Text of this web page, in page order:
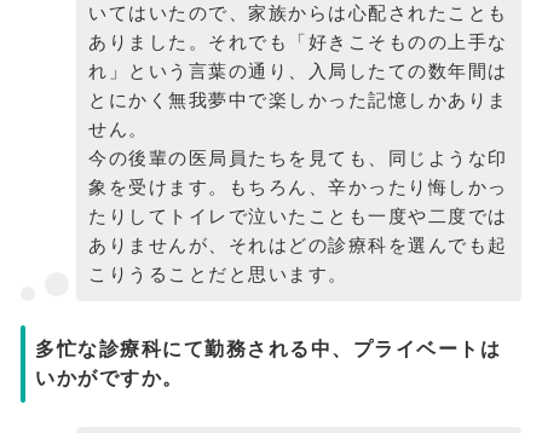
いてはいたので、家族からは心配されたことも
ありました。それでも「好きこそものの上手な
れ」という言葉の通り、入局したての数年間は
とにかく無我夢中で楽しかった記憶しかありま
せん。
今の後輩の医局員たちを見ても、同じような印
象を受けます。もちろん、辛かったり悔しかっ
たりしてトイレで泣いたことも一度や二度では
ありませんが、それはどの診療科を選んでも起
こりうることだと思います。
多忙な診療科にて勤務される中、プライベートは
いかがですか。